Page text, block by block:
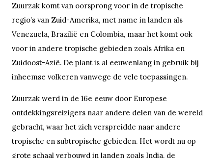
Zuurzak komt van oorsprong voor in de tropische
regio’s van Zuid-Amerika, met name in landen als
Venezuela, Brazilië en Colombia, maar het komt ook
voor in andere tropische gebieden zoals Afrika en
Zuidoost-Azië. De plant is al eeuwenlang in gebruik bij
inheemse volkeren vanwege de vele toepassingen.
Zuurzak werd in de 16e eeuw door Europese
ontdekkingsreizigers naar andere delen van de wereld
gebracht, waar het zich verspreidde naar andere
tropische en subtropische gebieden. Het wordt nu op
grote schaal verbouwd in landen zoals India, de